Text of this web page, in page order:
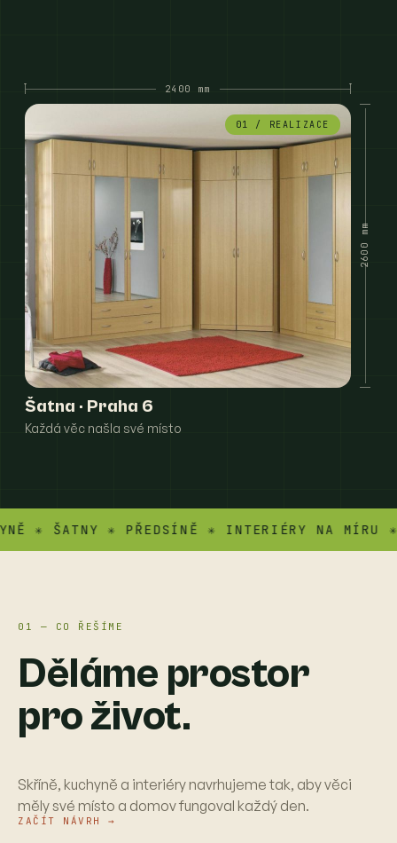
2400 mm
2600 mm
01 / REALIZACE
Šatna · Praha 6
Každá věc našla své místo
✳ ŠATNY ✳ PŘEDSÍNĚ ✳ INTERIÉRY NA MÍRU ✳
01 — CO ŘEŠÍME
Děláme prostor
pro život.
Skříně, kuchyně a interiéry navrhujeme tak, aby věci
měly své místo a domov fungoval každý den.
ZAČÍT NÁVRH →